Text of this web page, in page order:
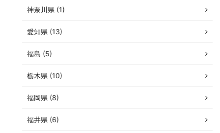
神奈川県 (1)
愛知県 (13)
福島 (5)
栃木県 (10)
福岡県 (8)
福井県 (6)